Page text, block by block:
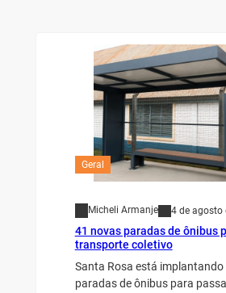
Geral
Micheli Armanje 4 de agosto
41 novas paradas de ônibus
transporte coletivo
Santa Rosa está implantando
paradas de ônibus para